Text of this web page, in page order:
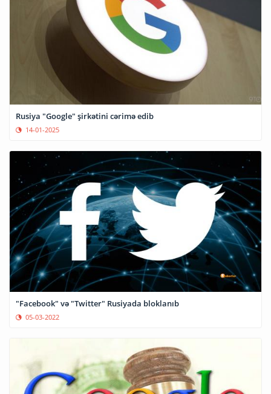
Rusiya "Google" şirkətini cərimə edib
14-01-2025
"Facebook" və "Twitter" Rusiyada bloklanıb
05-03-2022